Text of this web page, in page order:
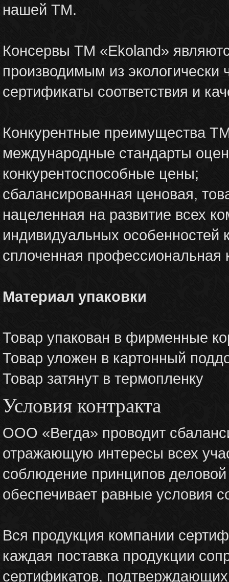
нашей ТМ.
Консервы ТМ «Ekoland»
производимым из экологически
сертификаты соответствия и
Конкурентные преимущества
международные стандарты
конкурентоспособные цены;
сбалансированная ценовая,
нацеленная на развитие всех
индивидуальных особенностей
сплоченная
Материал упаковки
Товар упакован в фирменные
Товар уложен в картонный
Товар затянут в термопленку
Условия контракта
ООО «Вегда» проводит
отражающую интересы всех
соблюдение принципов
обеспечивает равные условия
Вся продукция компании
каждая поставка продукции
сертификатов,